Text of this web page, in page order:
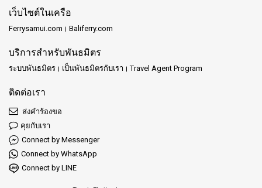
เว็บไซต์ในเครือ
Ferrysamui.com Baliferry.com
บริการสำหรับพันธมิตร
ระบบพันธมิตร เป็นพันธมิตรกับเรา Travel Agent Program
ติดต่อเรา
ส่งคำร้องขอ
คุยกับเรา
Connect by Messenger
Connect by WhatsApp
Connect by LINE